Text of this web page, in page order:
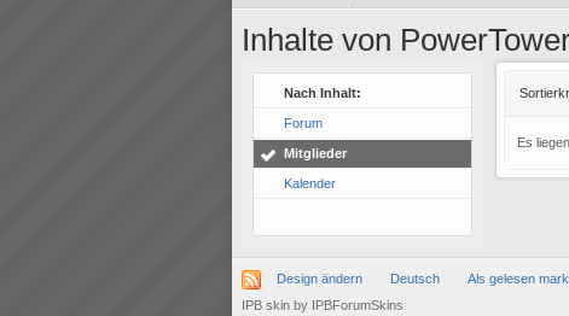
Inhalte von
Nach Inhalt:
Forum
Mitglieder
Kalender
Es
Design ändern Deutsch Als gelesen
IPB skin by IPBForumSkins